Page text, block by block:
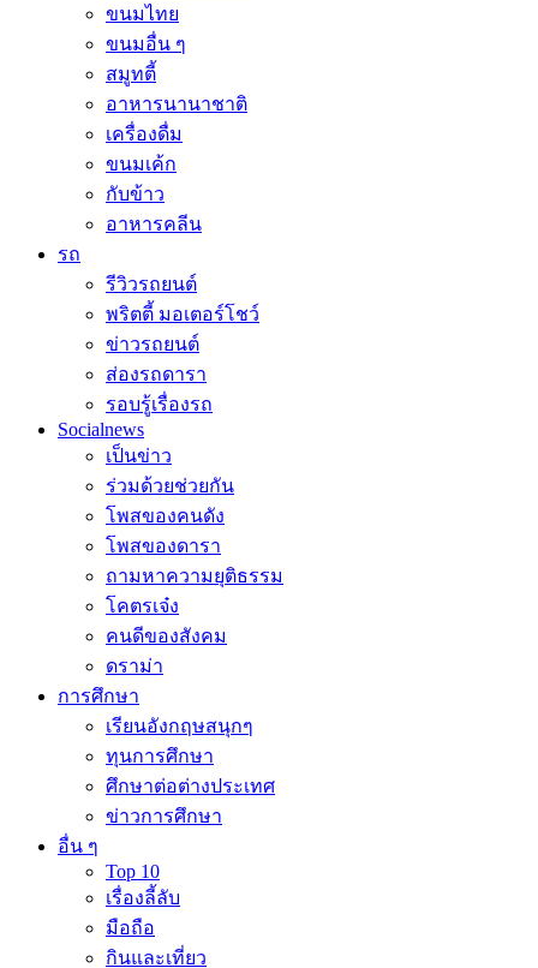
ขนมไทย
ขนมอื่น ๆ
สมูทตี้
อาหารนานาชาติ
เครื่องดื่ม
ขนมเค้ก
กับข้าว
อาหารคลีน
รถ
รีวิวรถยนต์
พริตตี้ มอเตอร์โชว์
ข่าวรถยนต์
ส่องรถดารา
รอบรู้เรื่องรถ
Socialnews
เป็นข่าว
ร่วมด้วยช่วยกัน
โพสของคนดัง
โพสของดารา
ถามหาความยุติธรรม
โคตรเจ๋ง
คนดีของสังคม
ดราม่า
การศึกษา
เรียนอังกฤษสนุกๆ
ทุนการศึกษา
ศึกษาต่อต่างประเทศ
ข่าวการศึกษา
อื่น ๆ
Top 10
เรื่องลี้ลับ
มือถือ
กินและเที่ยว